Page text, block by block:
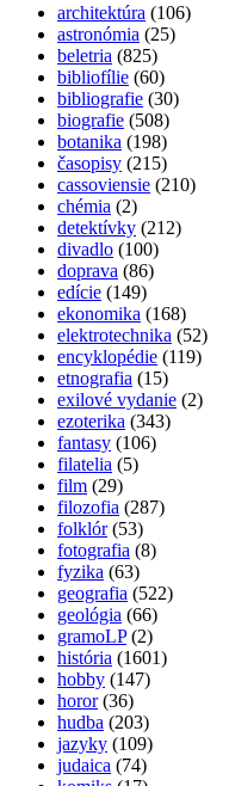
architektúra (106)
astronómia (25)
beletria (825)
bibliofílie (60)
bibliografie (30)
biografie (508)
botanika (198)
časopisy (215)
cassoviensie (210)
chémia (2)
detektívky (212)
divadlo (100)
doprava (86)
edície (149)
ekonomika (168)
elektrotechnika (52)
encyklopédie (119)
etnografia (15)
exilové vydanie (2)
ezoterika (343)
fantasy (106)
filatelia (5)
film (29)
filozofia (287)
folklór (53)
fotografia (8)
fyzika (63)
geografia (522)
geológia (66)
gramoLP (2)
história (1601)
hobby (147)
horor (36)
hudba (203)
jazyky (109)
judaica (74)